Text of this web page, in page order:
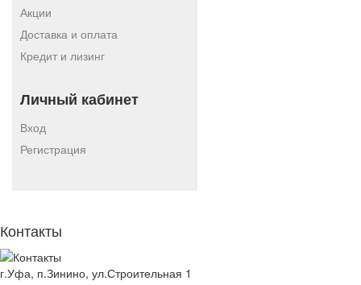
Акции
Доставка и оплата
Кредит и лизинг
Личный кабинет
Вход
Регистрация
Контакты
г.Уфа, п.Зинино, ул.Строительная 1